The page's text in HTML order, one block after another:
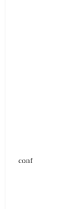
conf